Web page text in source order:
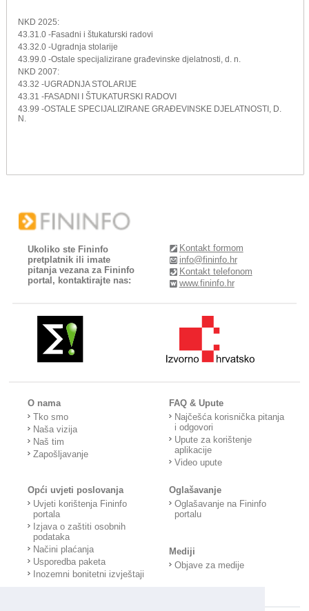
NKD 2025:
43.31.0 -Fasadni i štukaturski radovi
43.32.0 -Ugradnja stolarije
43.99.0 -Ostale specijalizirane građevinske djelatnosti, d. n.
NKD 2007:
43.32 -UGRADNJA STOLARIJE
43.31 -FASADNI I ŠTUKATURSKI RADOVI
43.99 -OSTALE SPECIJALIZIRANE GRAĐEVINSKE DJELATNOSTI, D.
N.
Ukoliko ste Fininfo
pretplatnik ili imate
pitanja vezana za Fininfo
portal, kontaktirajte nas:
Kontakt formom
info@fininfo.hr
Kontakt telefonom
www.fininfo.hr
O nama
Tko smo
Naša vizija
Naš tim
Zapošljavanje
FAQ & Upute
Najčešća korisnička pitanja
i odgovori
Upute za korištenje
aplikacije
Video upute
Opći uvjeti poslovanja
Uvjeti korištenja Fininfo
portala
Izjava o zaštiti osobnih
podataka
Načini plaćanja
Usporedba paketa
Inozemni bonitetni izvještaji
Oglašavanje
Oglašavanje na Fininfo
portalu
Mediji
Objave za medije